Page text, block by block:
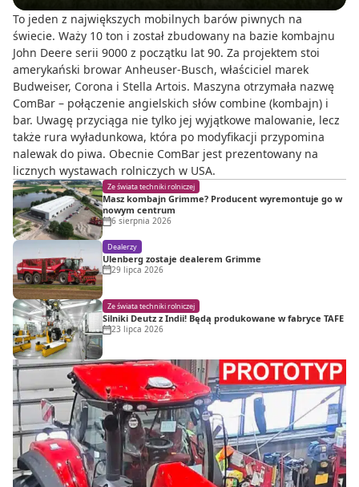
To jeden z największych mobilnych barów piwnych na
świecie. Waży 10 ton i został zbudowany na bazie kombajnu
John Deere serii 9000 z początku lat 90. Za projektem stoi
amerykański browar Anheuser-Busch, właściciel marek
Budweiser, Corona i Stella Artois. Maszyna otrzymała nazwę
ComBar – połączenie angielskich słów combine (kombajn) i
bar. Uwagę przyciąga nie tylko jej wyjątkowe malowanie, lecz
także rura wyładunkowa, która po modyfikacji przypomina
nalewak do piwa. Obecnie ComBar jest prezentowany na
licznych wystawach rolniczych w USA.
Ze świata techniki rolniczej
Masz kombajn Grimme? Producent wyremontuje go w
nowym centrum
6 sierpnia 2026
Dealerzy
Ulenberg zostaje dealerem Grimme
29 lipca 2026
Ze świata techniki rolniczej
Silniki Deutz z Indii! Będą produkowane w fabryce TAFE
23 lipca 2026